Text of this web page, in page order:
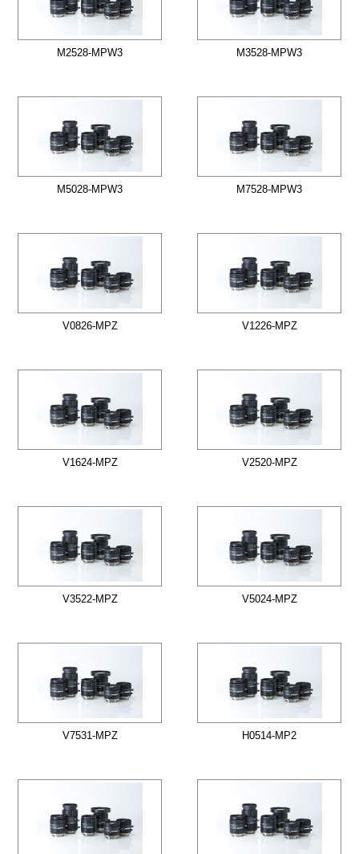
M2528-MPW3 M3528-MPW3
M5028-MPW3 M7528-MPW3
V0826-MPZ V1226-MPZ
V1624-MPZ V2520-MPZ
V3522-MPZ V5024-MPZ
V7531-MPZ H0514-MP2